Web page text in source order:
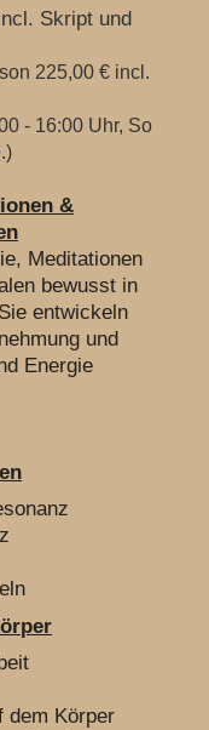
Skript und
225,00 € incl.
- 16:00 Uhr, So
&
Meditationen
bewusst in
entwickeln
und
Energie
dem Körper